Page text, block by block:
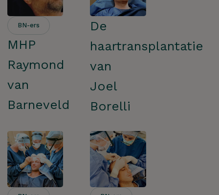
BN-ers
MHP
Raymond
van
Barneveld
De
haartransplantatie
van
Joel
Borelli